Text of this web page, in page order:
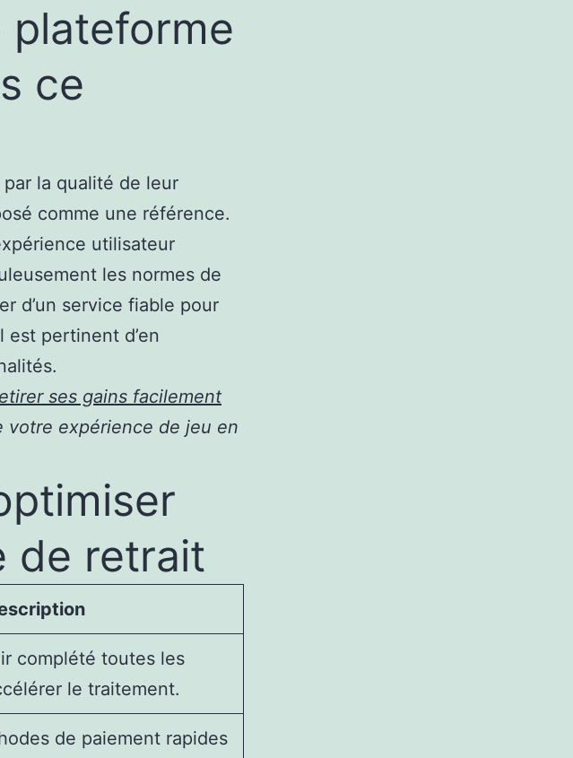
plateforme
ce
la qualité de leur
comme une référence.
utilisateur
les normes de
d’un service fiable pour
pertinent d’en
ses gains facilement
expérience de jeu en
de retrait
complété toutes les
le traitement.
de paiement rapides